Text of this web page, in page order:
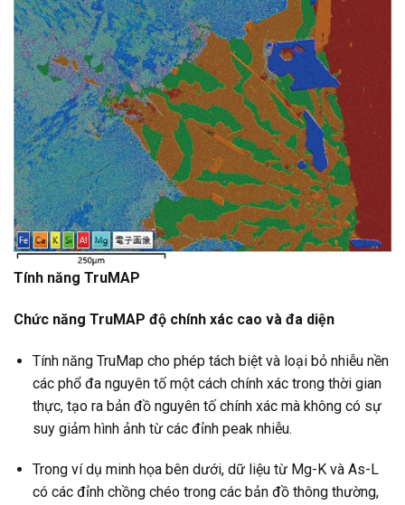
Tính năng TruMAP
Chức năng TruMAP độ chính xác cao và đa diện
Tính năng TruMap cho phép tách biệt và loại bỏ nhiễu nền
các phổ đa nguyên tố một cách chính xác trong thời gian
thực, tạo ra bản đồ nguyên tố chính xác mà không có sự
suy giảm hình ảnh từ các đỉnh peak nhiễu.
Trong ví dụ minh họa bên dưới, dữ liệu từ Mg-K và As-L
có các đỉnh chồng chéo trong các bản đồ thông thường,